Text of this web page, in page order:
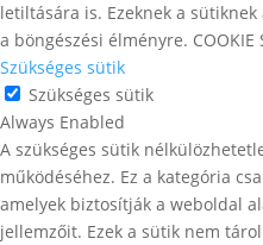
letiltására is. Ezeknek a
a böngészési élményre. COOKIE
Szükséges sütik
Szükséges sütik
Always Enabled
A szükséges sütik
működéséhez. Ez a kategória
amelyek biztosítják a weboldal
jellemzőit. Ezek a sütik nem